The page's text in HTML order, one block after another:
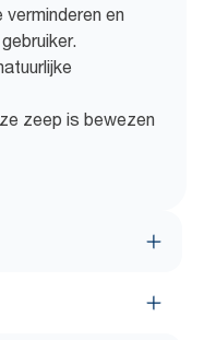
en
zeep is bewezen